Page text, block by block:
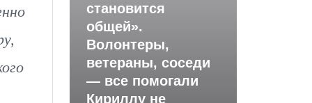
становится
общей».
Волонтеры,
ветераны, соседи
— все помогали
Кириллу не